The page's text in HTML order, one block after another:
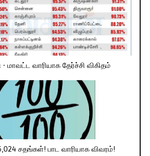
- மாவட்ட வாரியாக தேர்ச்சி விகிதம்
சதங்கள்! பாட வாரியாக விவரம்!